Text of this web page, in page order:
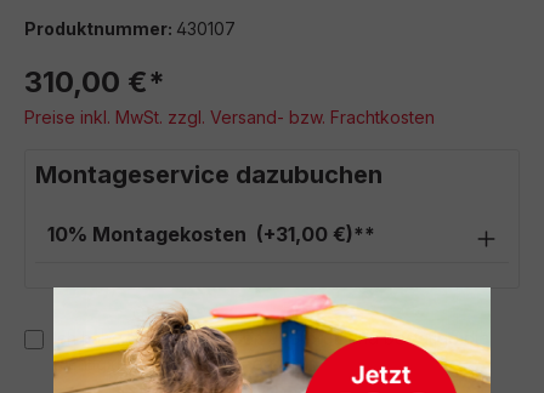
Produktnummer: 430107
310,00 €*
Preise inkl. MwSt. zzgl. Versand- bzw. Frachtkosten
Montageservice dazubuchen
10% Montagekosten (+31,00 €)**
Ich habe die Konfiguration überprüft und bestätige die
Richtigkeit meiner Angaben.